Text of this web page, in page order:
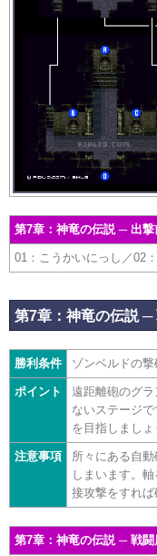
第7章：神竜の伝説 ─ 出
01：こうかいにっし／02
第7章：神竜の伝説 ─
勝利条件 ゾンベルドの撃
ポイント
遠距離砲のグ
ないステージ
を目指しましょ
注意事項
所々にある自
しまいます。
接攻撃をすれば
第7章：神竜の伝説 ─ 戦闘